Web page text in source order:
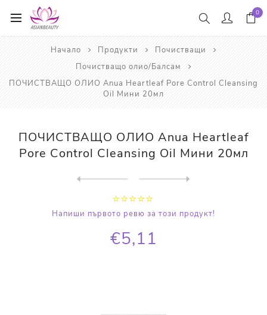
0
Начало Продукти
Почистващи
Почистващо олио/Балсам
ПОЧИСТВАЩО ОЛИО Anua Heartleaf Pore Control Cleansing
Oil Мини 20мл
ПОЧИСТВАЩО ОЛИО Anua Heartleaf
Pore Control Cleansing Oil Мини 20мл
Напиши първото ревю за този продукт!
€5,11